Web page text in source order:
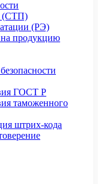
(СТП)
(РЭ)
продукцию
ГОСТ Р
таможенного
штрих-кода